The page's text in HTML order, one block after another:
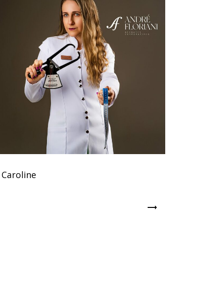
Caroline
trending_flat